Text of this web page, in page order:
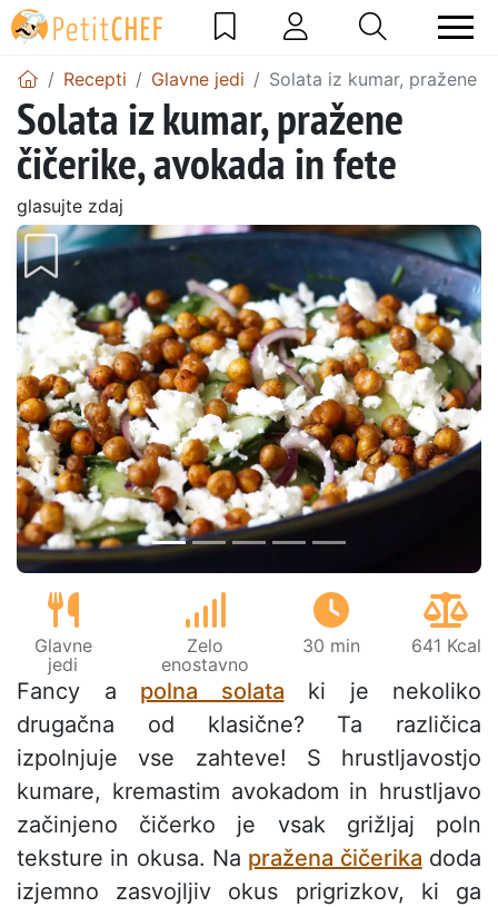
Recepti Glavne jedi Solata iz kumar, pražene
Solata iz kumar, pražene
čičerike, avokada in fete
glasujte zdaj
Prejšnji
Glavne
jedi
Zelo
enostavno
30 min 641 Kcal
Fancy a polna solata ki je nekoliko
drugačna od klasične? Ta različica
izpolnjuje vse zahteve! S hrustljavostjo
kumare, kremastim avokadom in hrustljavo
začinjeno čičerko je vsak grižljaj poln
teksture in okusa. Na pražena čičerika doda
izjemno zasvojljiv okus prigrizkov, ki ga